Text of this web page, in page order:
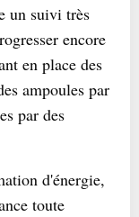
un suivi très
encore
en place des
ampoules par
par des
d'énergie,
toute